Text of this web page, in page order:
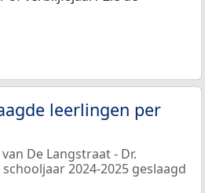
leerlingen per
De Langstraat - Dr.
2024-2025 geslaagd